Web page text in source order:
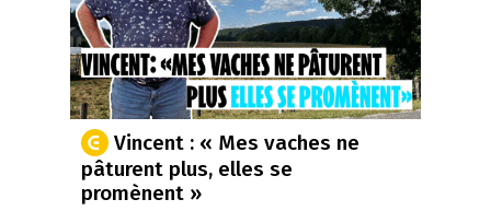
Vincent : « Mes vaches ne
pâturent plus, elles se
promènent »